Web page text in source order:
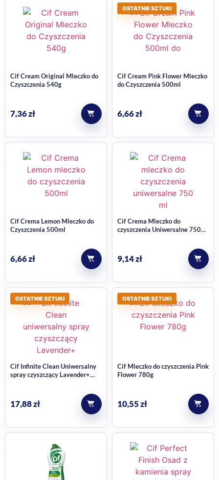
Cif Cream Original Mleczko do
Czyszczenia 540g
7,36zł
OSTATNIE SZTUKI
Cif Cream Pink Flower Mleczko
do Czyszczenia 500ml
6,66zł
Cif Crema Lemon Mleczko do
Czyszczenia 500ml
6,66zł
Cif Crema Mleczko do
czyszczenia Uniwersalne 750
9,14zł
OSTATNIE SZTUKI
Cif Infinite Clean Uniwersalny
spray czyszczący Lavender+
17,88zł
OSTATNIE SZTUKI
Cif Mleczko do czyszczenia Pink
Flower 780g
10,55zł